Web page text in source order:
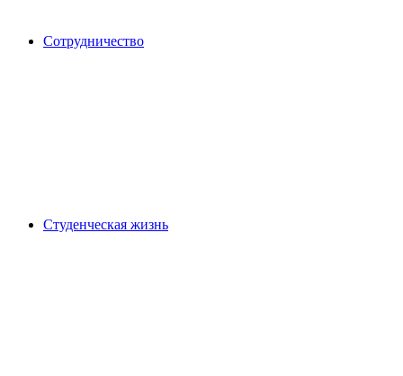
Сотрудничество
Студенческая жизнь